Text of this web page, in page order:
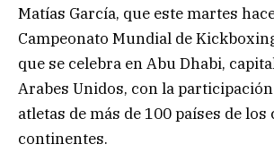
Matías García, que este martes
Campeonato Mundial de
que se celebra en Abu Dhabi,
Arabes Unidos, con la
atletas de más de 100 países de los
continentes.